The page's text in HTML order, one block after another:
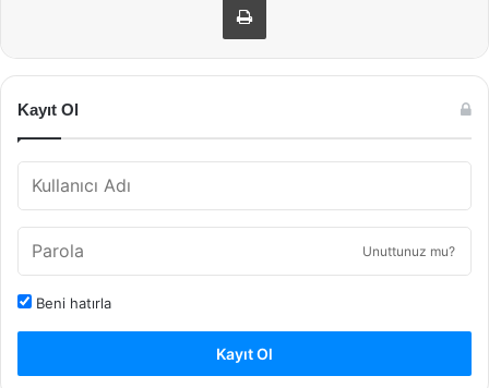
Kayıt Ol
Unuttunuz mu?
Beni hatırla
Kayıt Ol